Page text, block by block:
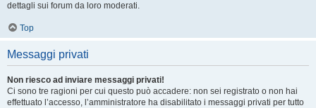
dettagli sui forum da loro moderati.
Top
Messaggi privati
Non riesco ad inviare messaggi privati!
Ci sono tre ragioni per cui questo può accadere: non sei registrato o non hai
effettuato l’accesso, l’amministratore ha disabilitato i messaggi privati per tutto